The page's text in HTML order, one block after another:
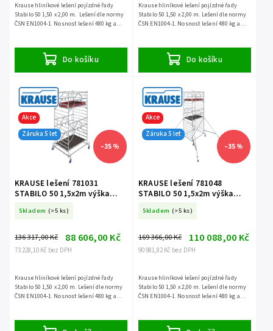
Do košíku
Krause hliníkové lešení pojízdné řady
Stabilo 50 1,50 x 2,00 m. Lešení dle normy
ČSN EN1004-1. Nosnost lešení 480 kg a
Do košíku
Krause hliníkové lešení pojízdné řady
Stabilo 50 1,50 x 2,00 m. Lešení dle normy
ČSN EN1004-1. Nosnost lešení 480 kg a
Akce
Záruka 5 let
–35 %
KRAUSE lešení 781031
STABILO 50 1,5x2m výška
Skladem (>5 ks)
73 228,10 Kč bez DPH
136 317,00 Kč 88 606,00 Kč
Krause hliníkové lešení pojízdné řady
Stabilo 50 1,50 x 2,00 m. Lešení dle normy
ČSN EN1004-1. Nosnost lešení 480 kg a
Akce
Záruka 5 let
–35 %
KRAUSE lešení 781048
STABILO 50 1,5x2m výška
Skladem (>5 ks)
90 981,82 Kč bez DPH
169 366,00 Kč 110 088,00 Kč
Krause hliníkové lešení pojízdné řady
Stabilo 50 1,50 x 2,00 m. Lešení dle normy
ČSN EN1004-1. Nosnost lešení 480 kg a